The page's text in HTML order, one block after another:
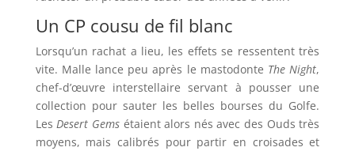
Un CP cousu de fil blanc
Lorsqu’un rachat a lieu, les effets se ressentent très
vite. Malle lance peu après le mastodonte The Night,
chef-d’œuvre interstellaire servant à pousser une
collection pour sauter les belles bourses du Golfe.
Les Desert Gems étaient alors nés avec des Ouds très
moyens, mais calibrés pour partir en croisades et